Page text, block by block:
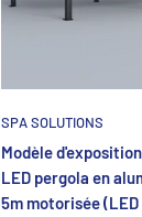
SPA SOLUTIONS
Modèle
LED pergola en
5m motorisée